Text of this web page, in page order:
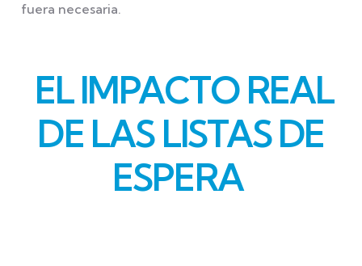
fuera necesaria.
EL IMPACTO REAL
DE LAS LISTAS DE
ESPERA